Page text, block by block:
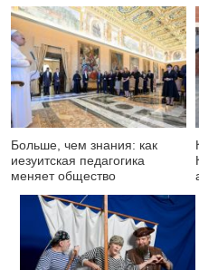
Больше, чем знания: как
иезуитская педагогика
меняет общество